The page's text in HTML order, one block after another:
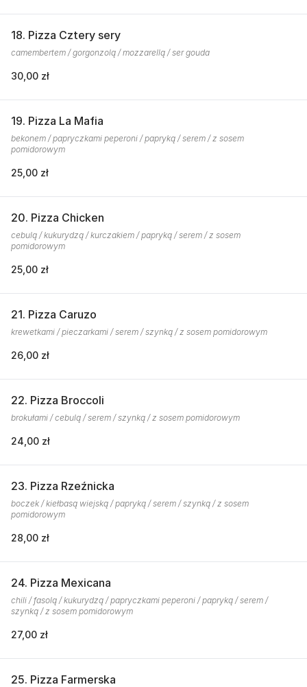
18. Pizza Cztery sery
camembertem / gorgonzolą / mozzarellą / ser gouda
30,00 zł
19. Pizza La Mafia
bekonem / papryczkami peperoni / papryką / serem / z sosem
pomidorowym
25,00 zł
20. Pizza Chicken
cebulą / kukurydzą / kurczakiem / papryką / serem / z sosem
pomidorowym
25,00 zł
21. Pizza Caruzo
krewetkami / pieczarkami / serem / szynką / z sosem pomidorowym
26,00 zł
22. Pizza Broccoli
brokułami / cebulą / serem / szynką / z sosem pomidorowym
24,00 zł
23. Pizza Rzeźnicka
boczek / kiełbasą wiejską / papryką / serem / szynką / z sosem
pomidorowym
28,00 zł
24. Pizza Mexicana
chili / fasolą / kukurydzą / papryczkami peperoni / papryką / serem /
szynką / z sosem pomidorowym
27,00 zł
25. Pizza Farmerska